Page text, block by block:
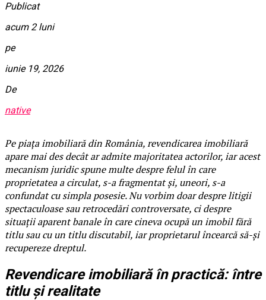
Publicat
acum 2 luni
pe
iunie 19, 2026
De
native
Pe piața imobiliară din România, revendicarea imobiliară
apare mai des decât ar admite majoritatea actorilor, iar acest
mecanism juridic spune multe despre felul în care
proprietatea a circulat, s-a fragmentat și, uneori, s-a
confundat cu simpla posesie. Nu vorbim doar despre litigii
spectaculoase sau retrocedări controversate, ci despre
situații aparent banale în care cineva ocupă un imobil fără
titlu sau cu un titlu discutabil, iar proprietarul încearcă să-și
recupereze dreptul.
Revendicare imobiliară în practică: între
titlu și realitate